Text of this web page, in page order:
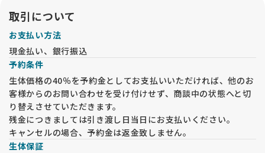
取引について
お支払い方法
現金払い、銀行振込
予約条件
生体価格の40％を予約金としてお支払いいただければ、他のお
客様からのお問い合わせを受け付けせず、商談中の状態へと切
り替えさせていただきます。
残金につきましては引き渡し日当日にお支払いください。
キャンセルの場合、予約金は返金致しません。
生体保証